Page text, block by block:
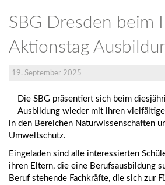
Angebote
BIO, im
Gläsernen
Labor
sowie
des
Bildungsurlaub
SBG Dresden beim
Aktionstag
19. September 2025
Die SBG präsentiert sich beim
Ausbildung wieder mit ihren
in den Bereichen Naturwissenschaften
Umweltschutz.
Eingeladen sind alle interessierten
ihren Eltern, die eine Berufsausbildung
Beruf stehende Fachkräfte, die sich zur